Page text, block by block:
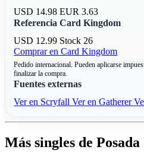
USD 14.98EUR 3.63
Referencia Card Kingdom
USD 12.99 Stock 26
Comprar en Card Kingdom
Pedido internacional. Pueden aplicarse
finalizar la compra.
Fuentes externas
Ver en ScryfallVer en Gatherer
Más singles de